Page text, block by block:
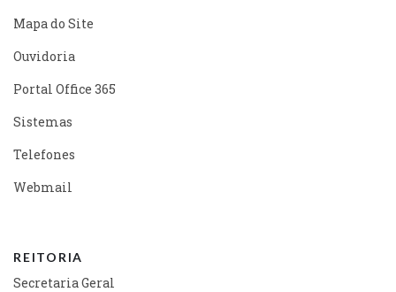
Mapa do Site
Ouvidoria
Portal Office 365
Sistemas
Telefones
Webmail
REITORIA
Secretaria Geral